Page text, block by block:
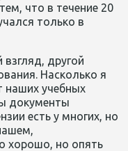
что в течение 20
только в
взгляд, другой
Насколько я
наших учебных
документы
есть у многих, но
хорошо, но опять